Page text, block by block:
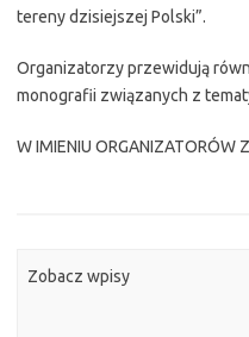
tereny dzisiejszej Polski”.
Organizatorzy przewidują
monografii związanych z
W IMIENIU ORGANIZATORÓW
Zobacz wpisy